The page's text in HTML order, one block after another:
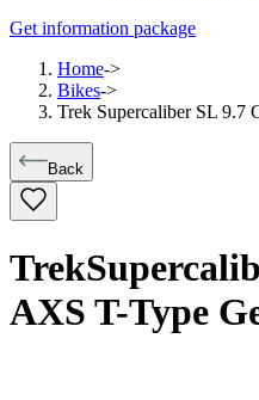
Get information package
Home->
Bikes->
Trek Supercaliber SL 9.7
Back
Trek
AXS T-Type